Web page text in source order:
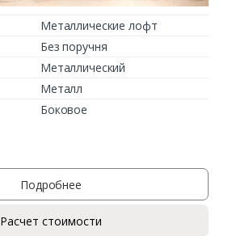
Металлические лофт
Без поручня
Металлический
Металл
Боковое
Подробнее
Расчет стоимости